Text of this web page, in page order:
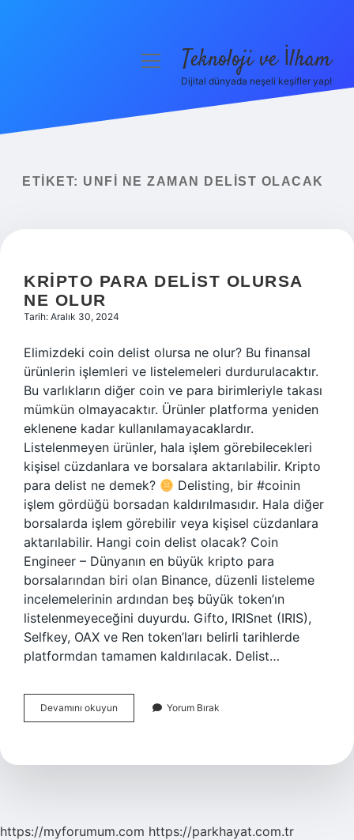
Yasal Uyarı
menüyüTeknoloji ve İlham
Dijital dünyada neşeli keşifler yap!
ETIKET: UNFI NE ZAMAN DELIST OLACAK
KRIPTO PARA DELIST OLURSA
NE OLUR
Tarih: Aralık 30, 2024
Elimizdeki coin delist olursa ne olur? Bu finansal
ürünlerin işlemleri ve listelemeleri durdurulacaktır.
Bu varlıkların diğer coin ve para birimleriyle takası
mümkün olmayacaktır. Ürünler platforma yeniden
eklenene kadar kullanılamayacaklardır.
Listelenmeyen ürünler, hala işlem görebilecekleri
kişisel cüzdanlara ve borsalara aktarılabilir. Kripto
para delist ne demek?
Delisting, bir #coinin
işlem gördüğü borsadan kaldırılmasıdır. Hala diğer
borsalarda işlem görebilir veya kişisel cüzdanlara
aktarılabilir. Hangi coin delist olacak? Coin
Engineer – Dünyanın en büyük kripto para
borsalarından biri olan Binance, düzenli listeleme
incelemelerinin ardından beş büyük token’ın
listelenmeyeceğini duyurdu. Gifto, IRISnet (IRIS),
Selfkey, OAX ve Ren token’ları belirli tarihlerde
platformdan tamamen kaldırılacak. Delist…
Devamını okuyun
Para
Ne
Yorum Bırak
https://myforumum.com https://parkhayat.com.tr